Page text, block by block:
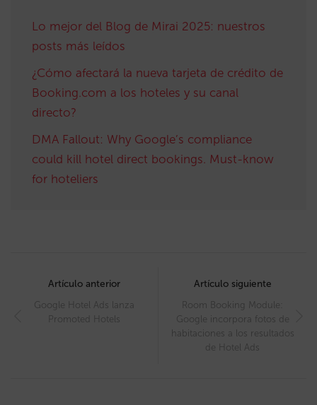
Lo mejor del Blog de Mirai 2025: nuestros
posts más leídos
¿Cómo afectará la nueva tarjeta de crédito de
Booking.com a los hoteles y su canal
directo?
DMA Fallout: Why Google’s compliance
could kill hotel direct bookings. Must-know
for hoteliers
navigation
Artículo anterior
Google Hotel Ads lanza
Promoted Hotels
Artículo siguiente
Room Booking Module:
Google incorpora fotos de
habitaciones a los resultados
de Hotel Ads